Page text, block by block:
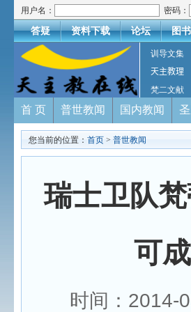
用户名： 密码：
答疑 资料下载 论坛 图书
训导文集
天主教理
梵二文献
首 页 普世教闻 国内教闻
您当前的位置： 首页 > 普世教闻
瑞士卫队
可
时间：2014-